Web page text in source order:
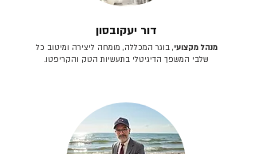
דור יעקובסון
מנהל מקצועי, בוגר המכללה, מומחה ליצירה ומיטוב כל
שלבי המשפך הדיגיטלי בתעשיות הטק והקריפטו.